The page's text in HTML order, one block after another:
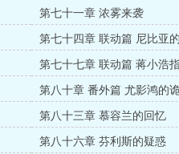
第七十一章 浓雾来袭
第七十四章 联动篇 尼比亚
第七十七章 联动篇 蒋小浩
第八十章 番外篇 尤影鸿的
第八十三章 慕容兰的回忆
第八十六章 芬利斯的疑惑